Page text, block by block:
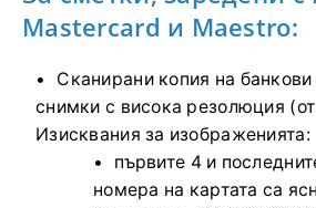
Mastercard и Maestro:
Сканирани копия на банкови
снимки с висока резолюция
Изисквания за изображенията:
първите 4 и
номера на картата са